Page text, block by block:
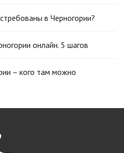
в Черногории?
онлайн. 5 шагов
– кого там можно